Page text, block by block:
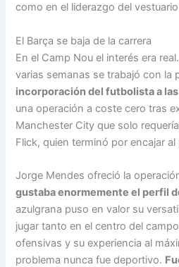
como en el liderazgo del
El Barça se baja de la carrera
En el Camp Nou el interés era
varias semanas se trabajó con la
incorporación del futbolista a
una operación a coste cero tras
Manchester City que solo
Flick, quien terminó por encajar
Jorge Mendes ofreció la
gustaba enormemente el perfil
azulgrana puso en valor su
jugar tanto en el centro del
ofensivas y su experiencia al
problema nunca fue deportivo.